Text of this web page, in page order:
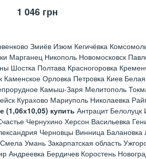
1 046грн
Змиёв Изюм Кегичёвка
Марганец Никополь Новомосковск
Шостка Полтава Красногоровка
Каменское Орловка Петровка Киев
Камыш-Заря Мелитополь
Курахово Мариуполь Николаевка
купить Антрацит
Чернухино Херсон Васильевка
Черновцы Винница
Умань Закарпатская область
Бердичев Коростень